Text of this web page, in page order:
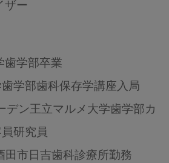
ザー
学部卒業
歯科保存学講座入局
ン王立マルメ大学歯学部カ
研究員
市日吉歯科診療所勤務